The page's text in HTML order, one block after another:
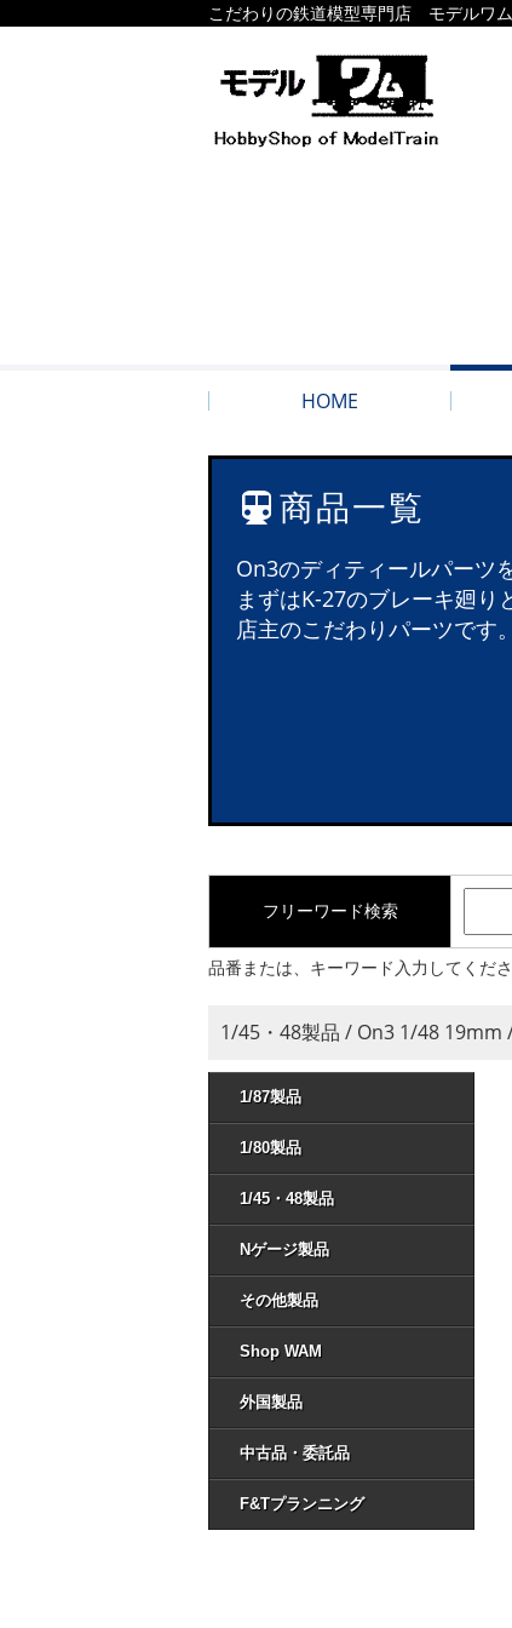
こだわりの鉄道模型専門店 モデルワム
HOME
商品一覧
On3のディティールパーツ
まずはK-27のブレーキ廻り
店主のこだわりパーツです。
フリーワード検索
品番または、キーワード入力してくだ
1/45・48製品 / On3 1/48 19mm
1/87製品
1/80製品
1/45・48製品
Nゲージ製品
その他製品
Shop WAM
外国製品
中古品・委託品
F&Tプランニング